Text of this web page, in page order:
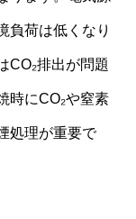
負荷は低くなり
CO₂排出が問題
時にCO₂や窒素
処理が重要で